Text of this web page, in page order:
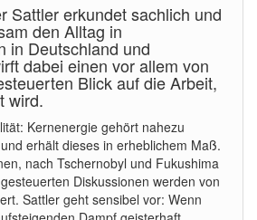
Sattler erkundet sachlich und
den Alltag in
in Deutschland und
dabei einen vor allem von
Blick auf die Arbeit,
wird.
Kernenergie gehört nahezu
erhält dieses in erheblichem Maß.
nach Tschernobyl und Fukushima
Diskussionen werden von
Sattler geht sensibel vor: Wenn